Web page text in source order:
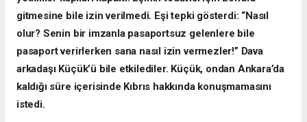
gitmesine bile izin verilmedi. Eşi tepki gösterdi: “Nasıl
olur? Senin bir imzanla pasaportsuz gelenlere bile
pasaport verirlerken sana nasıl izin vermezler!” Dava
arkadaşı Küçük’ü bile etkilediler. Küçük, ondan Ankara’da
kaldığı süre içerisinde Kıbrıs hakkında konuşmamasını
istedi.